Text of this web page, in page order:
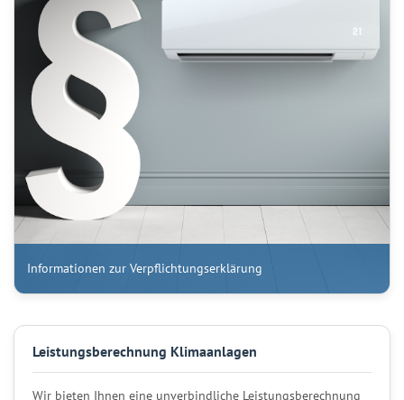
Informationen zur Verpflichtungserklärung
Leistungsberechnung Klimaanlagen
Wir bieten Ihnen eine unverbindliche Leistungsberechnung